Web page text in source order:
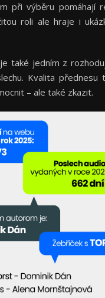
při výběru pomáhají
roli ale hraje i
také jedním z
Kvalita přednesu
– ale také zkazit.